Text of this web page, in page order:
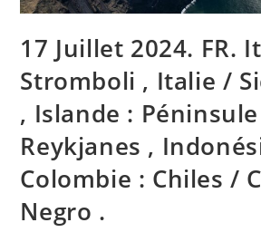
17 Juillet 2024. FR.
Stromboli , Italie /
, Islande :
Reykjanes ,
Colombie : Chiles /
Negro .